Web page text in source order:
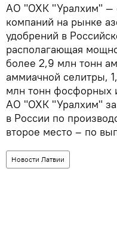
АО "ОХК "Уралхим" —
компаний на рынке
удобрений в
располагающая
более 2,9 млн тонн
аммиачной селитры,
млн тонн фосфорных
АО "ОХК "Уралхим"
в России по
второе место – по
Новости Латвии